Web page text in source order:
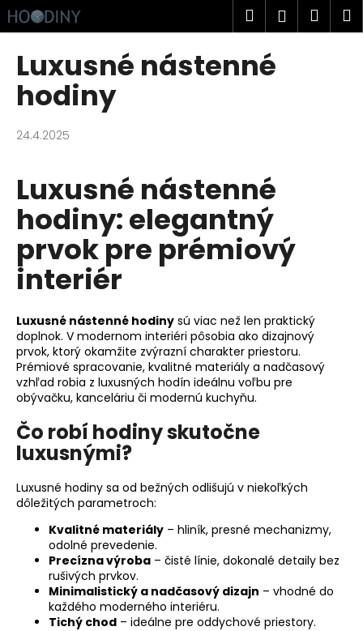
Prejsť
na
obsah
Hľadať
Luxusné nástenné
hodiny
24.4.2025
Luxusné nástenné
hodiny: elegantný
prvok pre prémiový
interiér
Luxusné nástenné hodiny sú viac než len praktický
doplnok. V modernom interiéri pôsobia ako dizajnový
prvok, ktorý okamžite zvýrazní charakter priestoru.
Prémiové spracovanie, kvalitné materiály a nadčasový
vzhľad robia z luxusných hodín ideálnu voľbu pre
obývačku, kanceláriu či modernú kuchyňu.
Čo robí hodiny skutočne
luxusnými?
Luxusné hodiny sa od bežných odlišujú v niekoľkých
dôležitých parametroch:
Kvalitné materiály – hliník, presné mechanizmy,
odolné prevedenie.
Precízna výroba – čisté línie, dokonalé detaily bez
rušivých prvkov.
Minimalistický a nadčasový dizajn – vhodné do
každého moderného interiéru.
Tichý chod – ideálne pre oddychové priestory.
K
o
Č
o
p
t
r
e
b
u
j
t
e
n
á
j
s
ť
?
HĽADAŤ